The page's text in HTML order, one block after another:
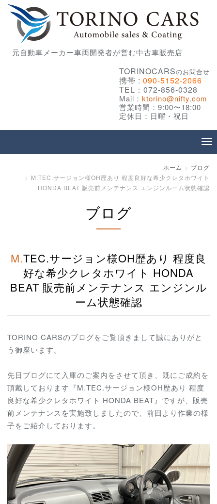
元自動車メーカー車両開発者が営む中古車販売店
TORINOCARSのお問合せ
携帯 : 090-5152-2066
TEL：072-856-0328
Mail： ktorino@nifty.com
営業時間：9:00〜18:00
定休日：日曜・祝日
ホーム
ブログ
M.TEC.サージョン様OH歴あり 程度良好な希少クレタホワイト
HONDA BEAT 販売前メンテナンス エンジンルーム状態確認
ブログ
M.TEC.サージョン様OH歴あり 程度良
好な希少クレタホワイト HONDA
BEAT 販売前メンテナンス エンジンル
ーム状態確認
TORINO CARSのブログをご覧頂きまして誠にありがと
う御座います。
先日ブログにて入庫のご案内をさせて頂き、既にご成約を
頂戴しております『M.TEC.サージョン様OH歴あり 程度
良好な希少クレタホワイト HONDA BEAT』ですが、販売
前メンテナンスを実施致しましたので、前回より作業の様
子をご紹介しております。